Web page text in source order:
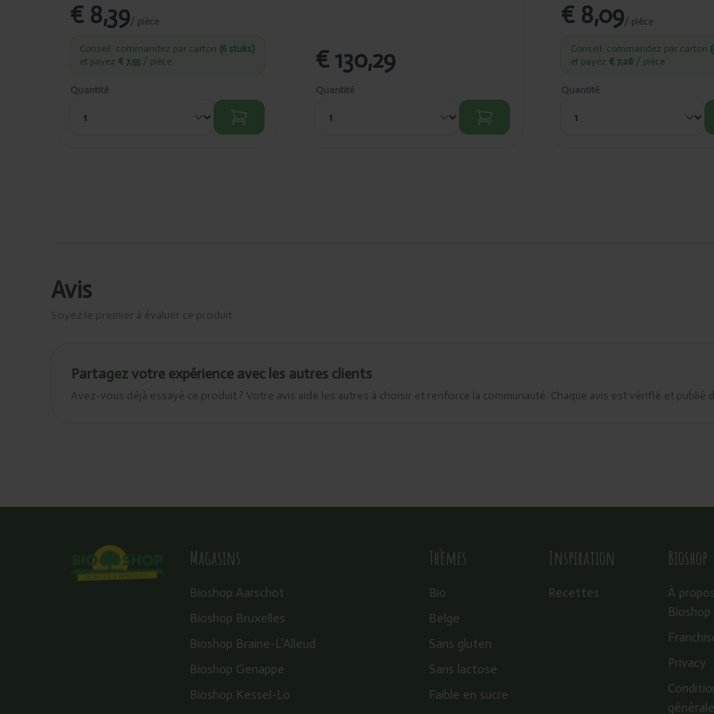
€ 8,39/ pièce
Conseil: commandez par carton (6 stuks)
et payez € 7,55 / pièce
Quantité
€ 130,29
Quantité
€ 8,09/ pièce
Conseil: commandez par carton
et payez € 7,28 / pièce
Quantité
Avis
Soyez le premier à évaluer ce produit
Partagez votre expérience avec les autres clients
Avez-vous déjà essayé ce produit ? Votre avis aide les autres à choisir et renforce la communauté. Chaque avis est vérifié et publié
Magasins
Bioshop Aarschot
Bioshop Bruxelles
Bioshop Braine-L’Alleud
Bioshop Genappe
Bioshop Kessel-Lo
Thèmes
Bio
Belge
Sans gluten
Sans lactose
Faible en sucre
Inspiration
Recettes
Bioshop
À
Bioshop
Privacy